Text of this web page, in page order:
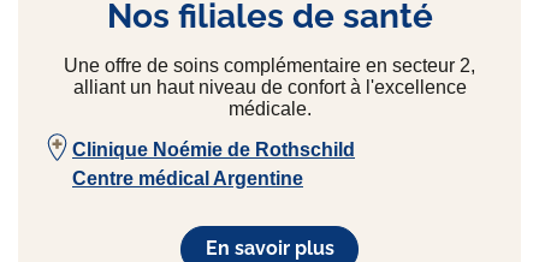
Nos filiales de santé
Une offre de soins complémentaire en secteur 2,
alliant un haut niveau de confort à l'excellence
médicale.
Clinique Noémie de Rothschild
Centre médical Argentine
En savoir plus